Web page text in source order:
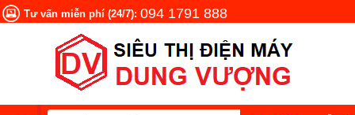
Tư vấn miễn phí (24/7): 094 1791 888